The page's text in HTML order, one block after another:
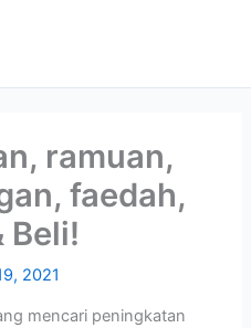
ramuan,
faedah,
Beli!
2021
mencari peningkatan